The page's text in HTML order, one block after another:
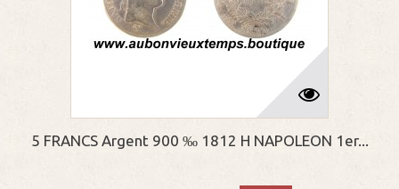
5 FRANCS Argent 900 ‰ 1812 H NAPOLEON 1er...